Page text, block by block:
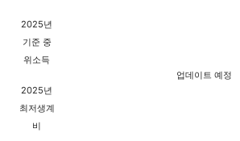
2025년
기준 중
위소득
업데이트 예정
2025년
최저생계
비